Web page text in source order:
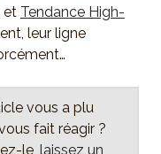
et Tendance High-
leur ligne
vous a plu
fait réagir ?
le, laissez un